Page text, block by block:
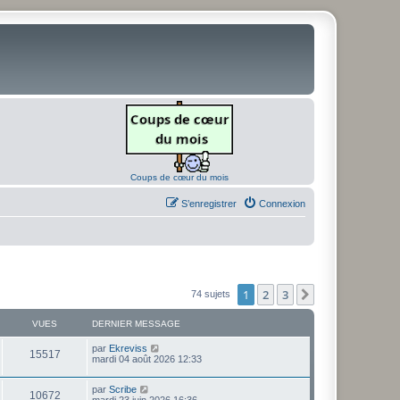
Coups de cœur du mois
Connexion
S’enregistrer
74 sujets 1 2 3
VUES DERNIER MESSAGE
15517V
u
D
e
n
i
par Ekreviss
mardi 04 août 2026 12:33
10672V
D
par Scribe